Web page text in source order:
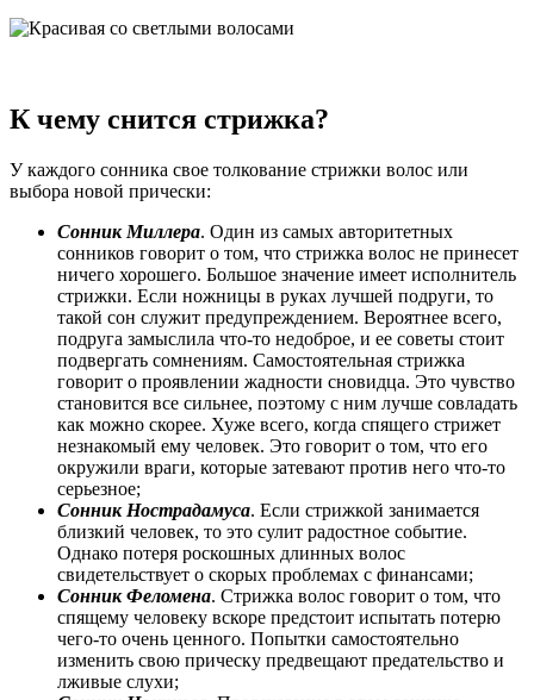
К чему снится стрижка?
У каждого сонника свое толкование стрижки волос или
выбора новой прически:
Сонник Миллера. Один из самых авторитетных
сонников говорит о том, что стрижка волос не принесет
ничего хорошего. Большое значение имеет исполнитель
стрижки. Если ножницы в руках лучшей подруги, то
такой сон служит предупреждением. Вероятнее всего,
подруга замыслила что-то недоброе, и ее советы стоит
подвергать сомнениям. Самостоятельная стрижка
говорит о проявлении жадности сновидца. Это чувство
становится все сильнее, поэтому с ним лучше совладать
как можно скорее. Хуже всего, когда спящего стрижет
незнакомый ему человек. Это говорит о том, что его
окружили враги, которые затевают против него что-то
серьезное;
Сонник Нострадамуса. Если стрижкой занимается
близкий человек, то это сулит радостное событие.
Однако потеря роскошных длинных волос
свидетельствует о скорых проблемах с финансами;
Сонник Феломена. Стрижка волос говорит о том, что
спящему человеку вскоре предстоит испытать потерю
чего-то очень ценного. Попытки самостоятельно
изменить свою прическу предвещают предательство и
лживые слухи;